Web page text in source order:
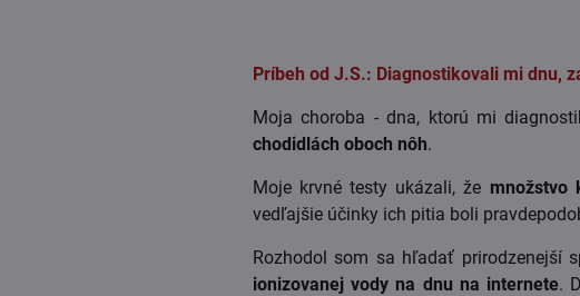
Príbeh od J.S.: Diagnostikovali mi dnu,
Moja choroba - dna, ktorú mi
chodidlách oboch nôh.
Moje krvné testy ukázali, že množstvo
vedľajšie účinky ich pitia boli
Rozhodol som sa hľadať prirodzenejší
ionizovanej vody na dnu na internete.